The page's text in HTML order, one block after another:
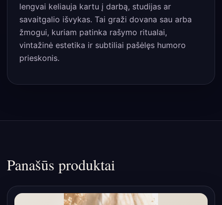
lengvai keliauja kartu į darbą, studijas ar
savaitgalio išvykas. Tai graži dovana sau arba
žmogui, kuriam patinka rašymo ritualai,
vintažinė estetika ir subtiliai pašėlęs humoro
prieskonis.
Panašūs produktai